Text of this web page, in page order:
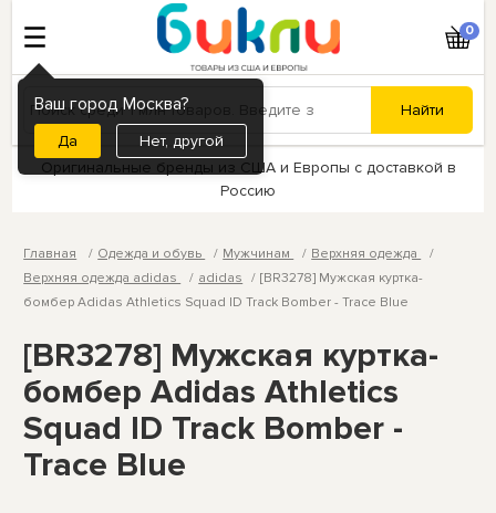
Ваш город Москва?
Нет, другой
0
Оригинальные бренды из США и Европы с доставкой в
Россию
Главная Одежда и обувь Мужчинам
Верхняя одежда
Верхняя одежда adidas
adidas
[BR3278] Мужская куртка-
бомбер Adidas Athletics Squad ID Track Bomber - Trace Blue
[BR3278] Мужская куртка-
бомбер Adidas Athletics
Squad ID Track Bomber -
Trace Blue